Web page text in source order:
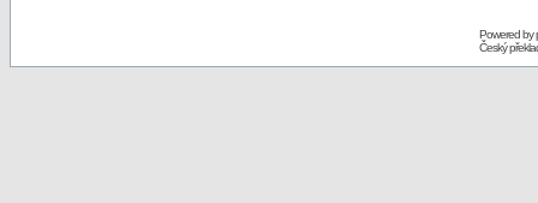
Powered by
Český